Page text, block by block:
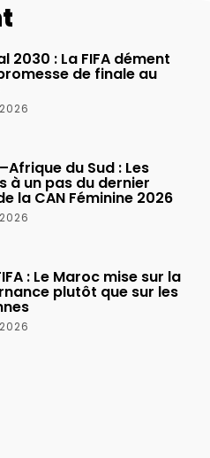
2030 : La FIFA dément
de finale au
du Sud : Les
à un pas du dernier
la CAN Féminine 2026
: Le Maroc mise sur la
plutôt que sur les